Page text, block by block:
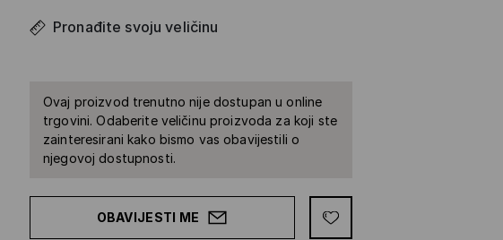
Pronađite svoju veličinu
Ovaj proizvod trenutno nije dostupan u online
trgovini. Odaberite veličinu proizvoda za koji ste
zainteresirani kako bismo vas obavijestili o
njegovoj dostupnosti.
OBAVIJESTI ME